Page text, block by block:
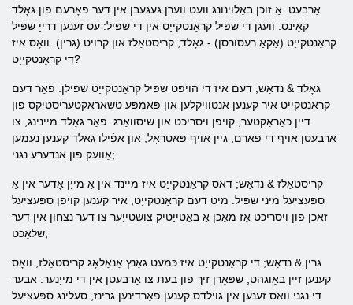
אַרבעט. אַ זוכן באַלוינונג וועט ווערן געגעבן אין דער פאָרעם פון גאָלד
קאָינס. וועגן די שפּיל קראַנטקייַט אין די שפּיל: עס זענען דרייַ שפּיל
קראַנטקייַט (אַקאַ רעסורסן) - גאָלד, קריסטאַלז און קרויט (גרין). וואָס איז
די קראַנטקייַט?
גאָלד & נדאַש; דעם איז די הויפּט שפּיל קראַנטקייַט שפּילן. פֿאַר דעם
קראַנטקייַט איר קענען אַנטוויקלען און פּאָמפּע טשאַראַקטעריסטיקס פון
דיין כאַראַקטער, קויפן ויסריכט און שיסוואַרג. פֿאַר גאָלד מיינינג, צו
אַרבעטן אויף די פאַרם, גיין אויף פּאַטראָל, און אַפֿילו גאָלד קענען נעמען
אַוועק פון אנדערע נגני;
קריסטאַלז & נדאַש; דאס קראַנטקייַט איז מיינד אין אַ מייַן אָדער אין אַ
ספּעציעל מיני שפּיל. מיט דעם קראַנטקייַט, איר קענען קויפן ספּעציעל
זאכן פון ויסריכט אַז מאַכן אַ באַטייַטיק צושטייַער צו דער נצחון אין דער
שלאַכט;
גרין & נדאַש; די קראַנטקייַט איז כּמעט גאַנץ אַנאַלאָג קריסטאַלז, וואָס
קענען זיין באָוגהט, שפּאָרן זיך פון בעת ​​צו אַרבעטן אין די מייַנער. אבער
די נגני וואס זענען אין גוילדס קענען פאַרדינען גרינז, סעלינג ספּעציעל